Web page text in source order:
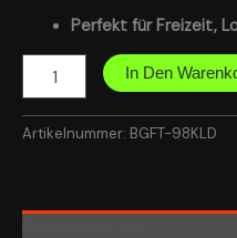
Perfekt für Freizeit,
In Den
Artikelnummer: BGFT-98KLD